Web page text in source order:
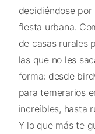
decidiéndose
fiesta urbana.
de casas rurales
las que no les
forma: desde
para temerarios
increíbles, hasta
Y lo que más te